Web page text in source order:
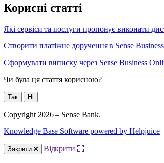
Корисні статті
Які сервіси та послуги пропонує виконати дис
Створити платіжне доручення в Sense Business
Сформувати виписку через Sense Business
Чи була ця стаття корисною?
Так Ні
Copyright 2026 – Sense Bank.
Knowledge Base Software powered by Helpjuice
Закрити Відкрити